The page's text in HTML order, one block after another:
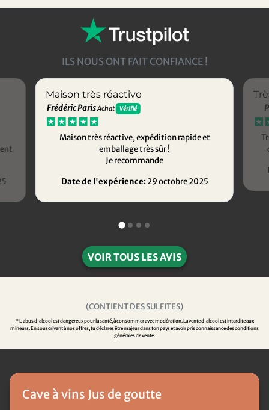
ILS NOUS ONT FAIT CONFIANCE !
Maison très réactive
Frédéric ParisAchat Vérifié
Maison très réactive, expédition rapide et
emballage très sûr !
Je recommande
Date de l'expérience:29 octobre 2025
VOIR TOUS LES AVIS
(CONTIENT DES SULFITES)
* L'abus d'alcool est dangereux pour la santé, à consommer avec modération. La vente d'alcool est interdite aux
mineurs. En souscrivant à nos offres, tu déclares être majeur dans ton pays et avoir pris connaissance des conditions
générales de vente.
Cave à vins Jus de goutte